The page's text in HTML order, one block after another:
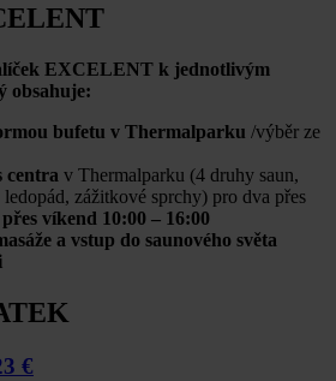
EXCELENT k jednotlivým
obsahuje:
bufetu v Thermalparku /výběr ze
centra v Thermalparku (4 druhy saun,
zážitkové sprchy) pro dva přes
přes víkend 10:00 – 16:00
a vstup do saunového světa
€